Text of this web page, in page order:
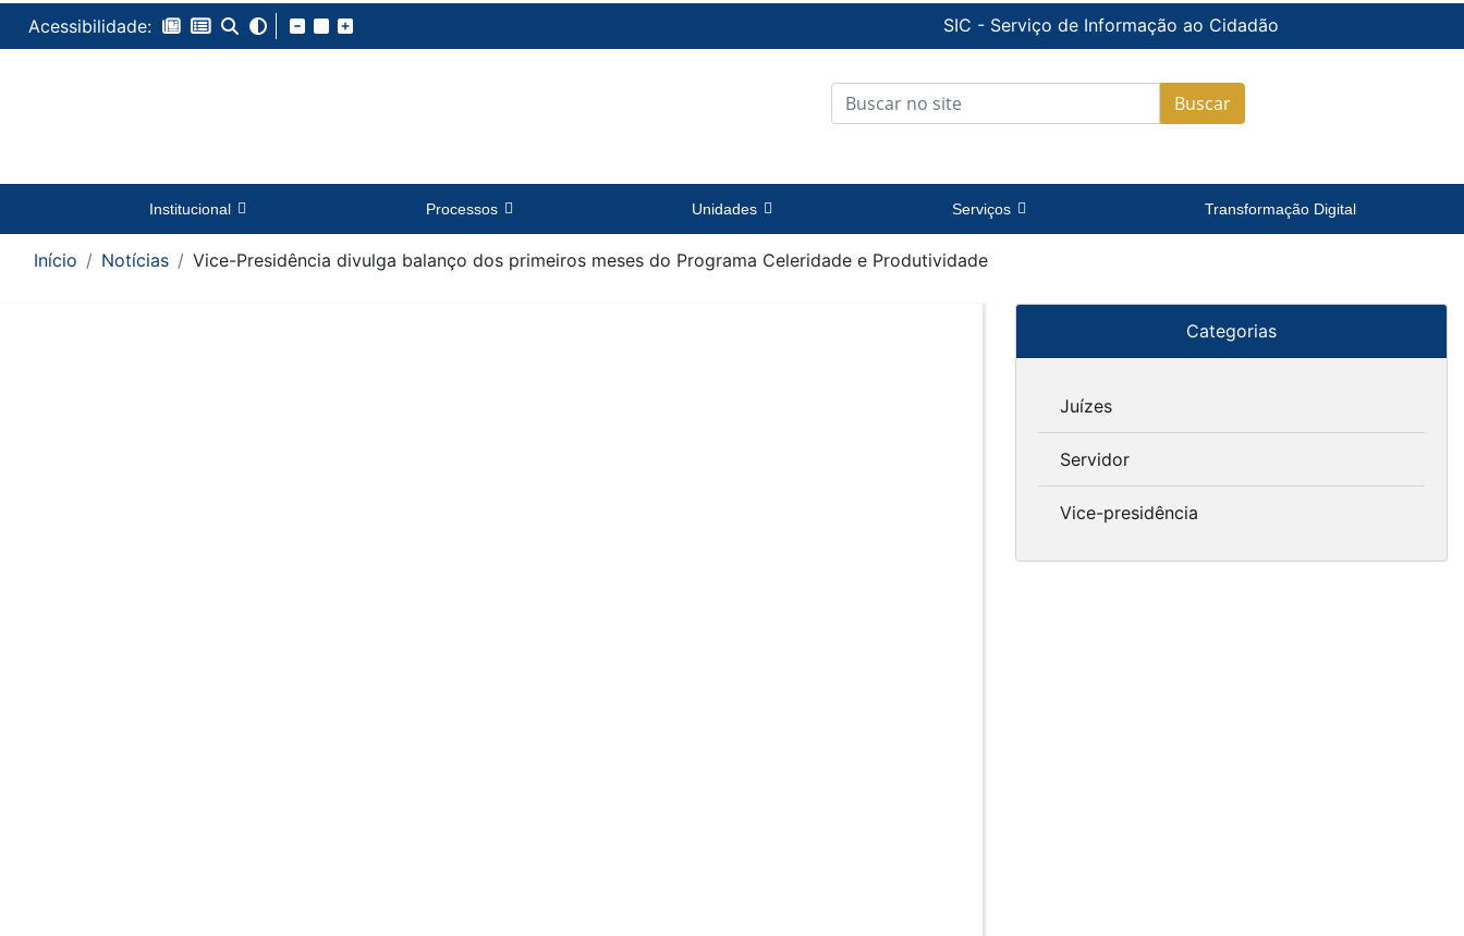
Acessibilidade: SIC - Serviço de Informação ao Cidadão
Buscar
Institucional Processos Unidades Serviços Transformação Digital
Início Notícias Vice-Presidência divulga balanço dos primeiros meses do Programa Celeridade e Produtividade
Categorias
Juízes
Servidor
Vice-presidência